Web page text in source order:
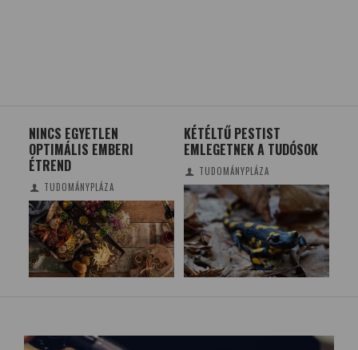
NINCS EGYETLEN
OPTIMÁLIS EMBERI
ÉTREND
TUDOMÁNYPLÁZA
KÉTÉLTŰ PESTIST
EMLEGETNEK A TUDÓSOK
TUDOMÁNYPLÁZA